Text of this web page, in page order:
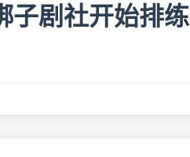
子剧社开始排练